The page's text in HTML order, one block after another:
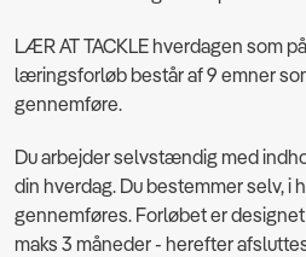
LÆR AT TACKLE hverdagen som
læringsforløb består af 9 emner
gennemføre.
Du arbejder selvstændig med
din hverdag. Du bestemmer selv, i
gennemføres. Forløbet er
maks 3 måneder - herefter